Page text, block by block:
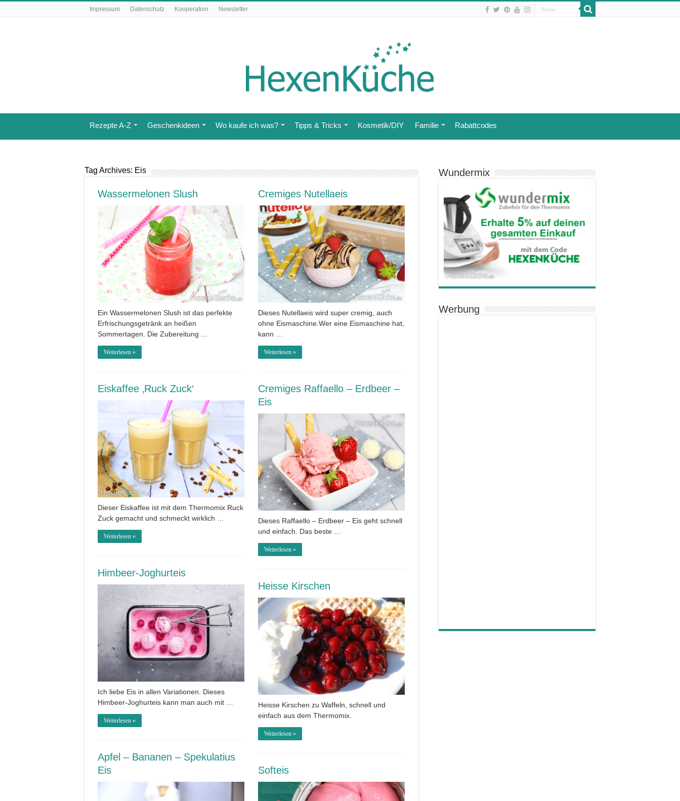
Impressum Datenschutz Kooperation Newsletter
Rezepte A-Z Geschenkideen Wo kaufe ich was? Tipps & Tricks Kosmetik/DIY Familie Rabattcodes
Tag Archives: Eis
Wassermelonen Slush
Ein Wassermelonen Slush ist das perfekte
Erfrischungsgetränk an heißen
Sommertagen. Die Zubereitung …
Weiterlesen »
Cremiges Nutellaeis
Dieses Nutellaeis wird super cremig, auch
ohne Eismaschine.Wer eine Eismaschine hat,
kann …
Weiterlesen »
Eiskaffee ‚Ruck Zuck‘
Dieser Eiskaffee ist mit dem Thermomix Ruck
Zuck gemacht und schmeckt wirklich …
Weiterlesen »
Cremiges Raffaello – Erdbeer –
Eis
Dieses Raffaello – Erdbeer – Eis geht schnell
und einfach. Das beste …
Weiterlesen »
Himbeer-Joghurteis
Ich liebe Eis in allen Variationen. Dieses
Himbeer-Joghurteis kann man auch mit …
Weiterlesen »
Heisse Kirschen
Heisse Kirschen zu Waffeln, schnell und
einfach aus dem Thermomix.
Weiterlesen »
Apfel – Bananen – Spekulatius
Eis
Softeis
Wundermix
Werbung